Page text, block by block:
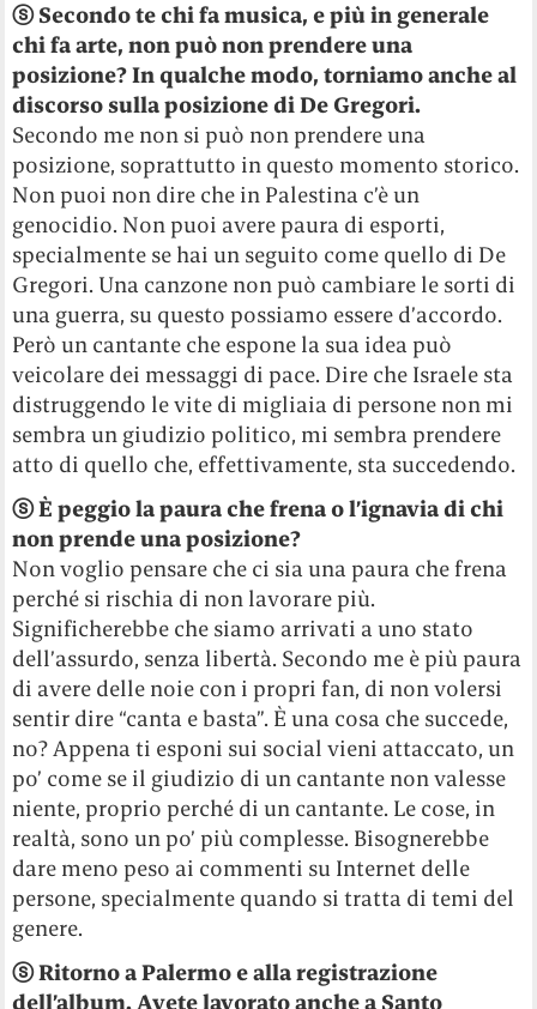
ⓢ Secondo te chi fa musica, e più in generale
chi fa arte, non può non prendere una
posizione? In qualche modo, torniamo anche al
discorso sulla posizione di De Gregori.
Secondo me non si può non prendere una
posizione, soprattutto in questo momento storico.
Non puoi non dire che in Palestina c’è un
genocidio. Non puoi avere paura di esporti,
specialmente se hai un seguito come quello di De
Gregori. Una canzone non può cambiare le sorti di
una guerra, su questo possiamo essere d’accordo.
Però un cantante che espone la sua idea può
veicolare dei messaggi di pace. Dire che Israele sta
distruggendo le vite di migliaia di persone non mi
sembra un giudizio politico, mi sembra prendere
atto di quello che, effettivamente, sta succedendo.
ⓢ È peggio la paura che frena o l’ignavia di chi
non prende una posizione?
Non voglio pensare che ci sia una paura che frena
perché si rischia di non lavorare più.
Significherebbe che siamo arrivati a uno stato
dell’assurdo, senza libertà. Secondo me è più paura
di avere delle noie con i propri fan, di non volersi
sentir dire “canta e basta”. È una cosa che succede,
no? Appena ti esponi sui social vieni attaccato, un
po’ come se il giudizio di un cantante non valesse
niente, proprio perché di un cantante. Le cose, in
realtà, sono un po’ più complesse. Bisognerebbe
dare meno peso ai commenti su Internet delle
persone, specialmente quando si tratta di temi del
genere.
ⓢ Ritorno a Palermo e alla registrazione
dell’album. Avete lavorato anche a Santo